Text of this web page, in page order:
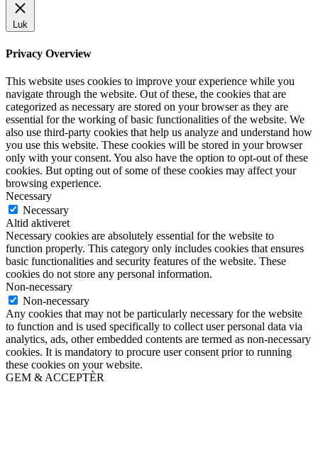
Luk
Privacy Overview
This website uses cookies to improve your experience while you
navigate through the website. Out of these, the cookies that are
categorized as necessary are stored on your browser as they are
essential for the working of basic functionalities of the website. We
also use third-party cookies that help us analyze and understand how
you use this website. These cookies will be stored in your browser
only with your consent. You also have the option to opt-out of these
cookies. But opting out of some of these cookies may affect your
browsing experience.
Necessary
Necessary
Altid aktiveret
Necessary cookies are absolutely essential for the website to
function properly. This category only includes cookies that ensures
basic functionalities and security features of the website. These
cookies do not store any personal information.
Non-necessary
Non-necessary
Any cookies that may not be particularly necessary for the website
to function and is used specifically to collect user personal data via
analytics, ads, other embedded contents are termed as non-necessary
cookies. It is mandatory to procure user consent prior to running
these cookies on your website.
GEM & ACCEPTÈR